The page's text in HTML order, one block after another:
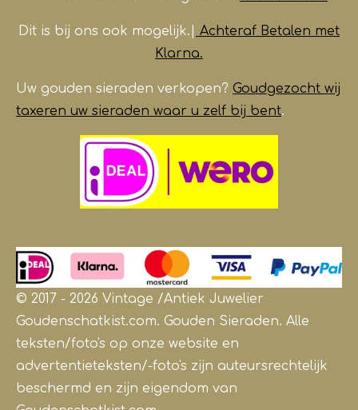
Dit is bij ons ook mogelijk.|
Achteraf Betalen met
Klarna.
Uw gouden sieraden verkopen? Goudgezocht wij
taxeren uw sieraden waar u zelf bij bent.
© 2017 - 2026 Vintage /Antiek Juwelier
Goudenschatkist.com. Gouden Sieraden. Alle
teksten/foto's op onze website en
advertentieteksten/-foto's zijn auteursrechtelijk
beschermd en zijn eigendom van